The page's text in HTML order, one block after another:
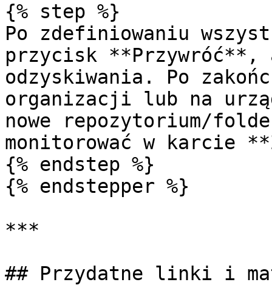
{% step %}
Po zdefiniowaniu
przycisk **Przywróć**,
odzyskiwania. Po
organizacji lub na
nowe repozytorium/
monitorować w karcie
{% endstep %}
{% endstepper %}
***
## Przydatne linki i